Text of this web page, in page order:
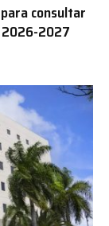
consultar
2026-2027